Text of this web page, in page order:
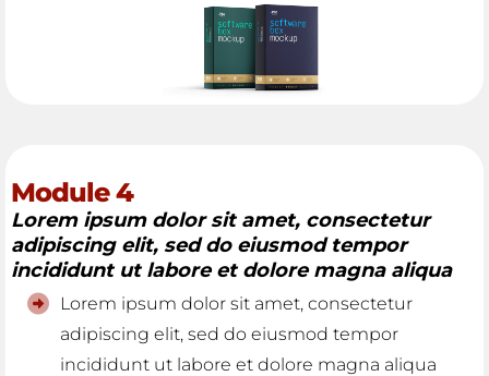
Module 4
Lorem ipsum dolor sit amet, consectetur
adipiscing elit, sed do eiusmod tempor
incididunt ut labore et dolore magna aliqua
Lorem ipsum dolor sit amet, consectetur
adipiscing elit, sed do eiusmod tempor
incididunt ut labore et dolore magna aliqua